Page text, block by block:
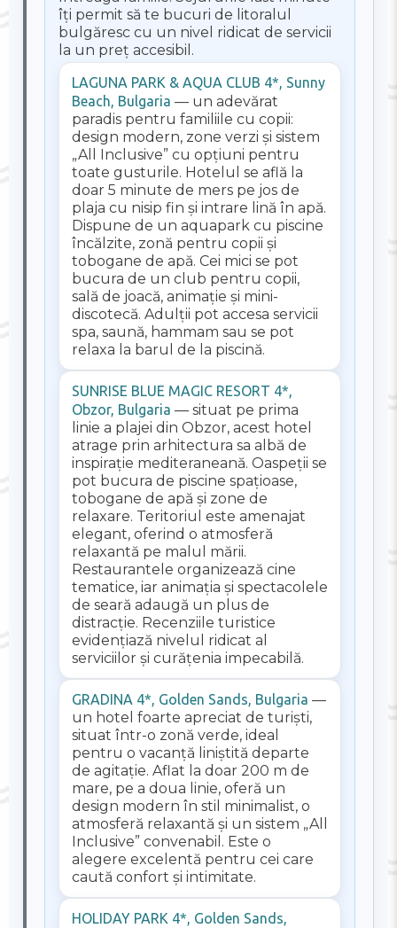
îți permit să te bucuri de litoralul
bulgăresc cu un nivel ridicat de servicii
la un preț accesibil.
LAGUNA PARK & AQUA CLUB 4*, Sunny
Beach, Bulgaria — un adevărat
paradis pentru familiile cu copii:
design modern, zone verzi și sistem
„All Inclusive” cu opțiuni pentru
toate gusturile. Hotelul se află la
doar 5 minute de mers pe jos de
plaja cu nisip fin și intrare lină în apă.
Dispune de un aquapark cu piscine
încălzite, zonă pentru copii și
tobogane de apă. Cei mici se pot
bucura de un club pentru copii,
sală de joacă, animație și mini-
discotecă. Adulții pot accesa servicii
spa, saună, hammam sau se pot
relaxa la barul de la piscină.
SUNRISE BLUE MAGIC RESORT 4*,
Obzor, Bulgaria — situat pe prima
linie a plajei din Obzor, acest hotel
atrage prin arhitectura sa albă de
inspirație mediteraneană. Oaspeții se
pot bucura de piscine spațioase,
tobogane de apă și zone de
relaxare. Teritoriul este amenajat
elegant, oferind o atmosferă
relaxantă pe malul mării.
Restaurantele organizează cine
tematice, iar animația și spectacolele
de seară adaugă un plus de
distracție. Recenziile turistice
evidențiază nivelul ridicat al
serviciilor și curățenia impecabilă.
GRADINA 4*, Golden Sands, Bulgaria —
un hotel foarte apreciat de turiști,
situat într-o zonă verde, ideal
pentru o vacanță liniștită departe
de agitație. Aflat la doar 200 m de
mare, pe a doua linie, oferă un
design modern în stil minimalist, o
atmosferă relaxantă și un sistem „All
Inclusive” convenabil. Este o
alegere excelentă pentru cei care
caută confort și intimitate.
HOLIDAY PARK 4*, Golden Sands,